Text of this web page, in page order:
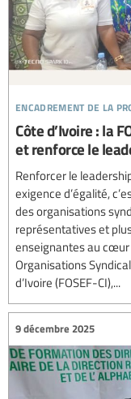
encadrement de la
Côte d’Ivoire : la
et renforce le
Renforcer le
exigence d’égalité,
des organisations
représentatives et
enseignantes au cœur
Organisations
d’Ivoire (FOSEF-CI),...
9 décembre 2025